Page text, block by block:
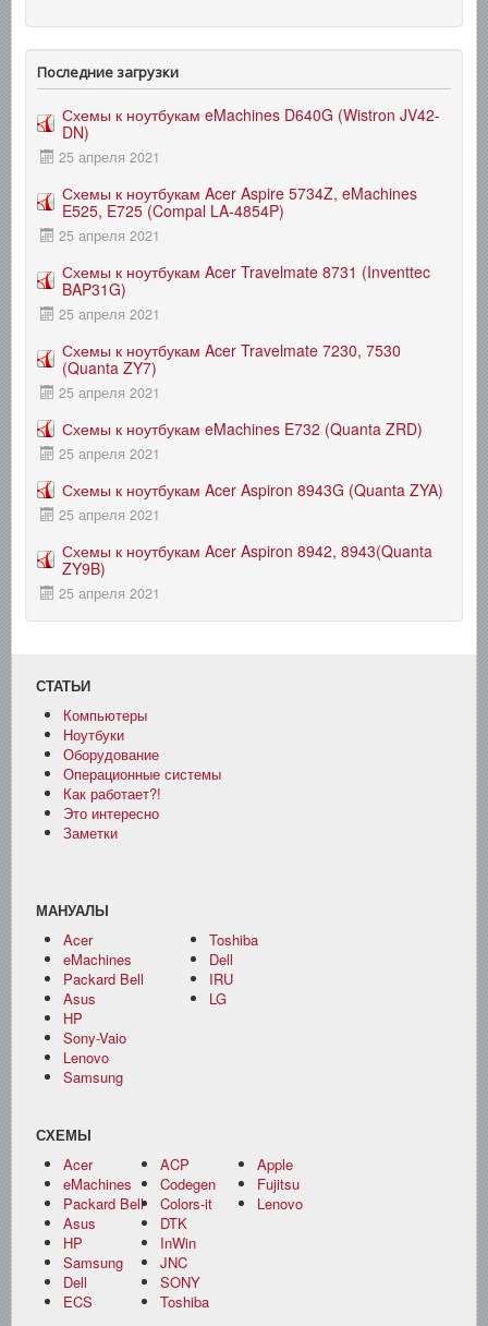
Последние загрузки
Схемы к ноутбукам eMachines D640G (Wistron JV42-
DN)
25 апреля 2021
Схемы к ноутбукам Acer Aspire 5734Z, eMachines
E525, E725 (Compal LA-4854P)
25 апреля 2021
Схемы к ноутбукам Acer Travelmate 8731 (Inventtec
BAP31G)
25 апреля 2021
Схемы к ноутбукам Acer Travelmate 7230, 7530
(Quanta ZY7)
25 апреля 2021
Схемы к ноутбукам eMachines E732 (Quanta ZRD)
25 апреля 2021
Схемы к ноутбукам Acer Aspiron 8943G (Quanta ZYA)
25 апреля 2021
Схемы к ноутбукам Acer Aspiron 8942, 8943(Quanta
ZY9B)
25 апреля 2021
СТАТЬИ
Компьютеры
Ноутбуки
Оборудование
Операционные системы
Как работает?!
Это интересно
Заметки
МАНУАЛЫ
Acer
eMachines
Packard Bell
Asus
HP
Sony-Vaio
Lenovo
Samsung
Toshiba
Dell
IRU
LG
СХЕМЫ
Acer
eMachines
Packard Bell
Asus
HP
Samsung
Dell
ECS
ACP
Codegen
Colors-it
DTK
InWin
JNC
SONY
Toshiba
Apple
Fujitsu
Lenovo